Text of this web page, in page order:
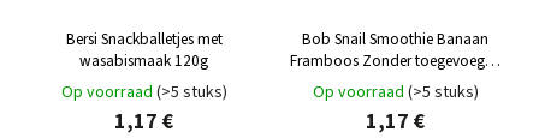
Bersi Snackballetjes met
wasabismaak 120g
Op voorraad (>5 stuks)
1,17 €
Bob Snail Smoothie Banaan
Framboos Zonder toegevoegde
suiker 120 g
Op voorraad (>5 stuks)
1,17 €